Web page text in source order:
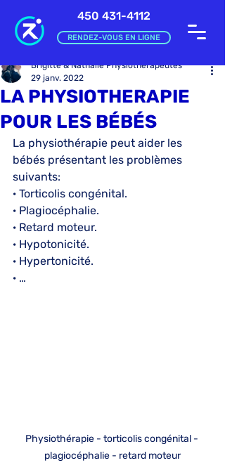
450 431-4112
RENDEZ-VOUS EN LIGNE
LA PHYSIOTHERAPIE
POUR LES BÉBÉS
Brigitte & Nathalie Physiothérapeutes
29 janv. 2022
La physiothérapie peut aider les
bébés présentant les problèmes
suivants:
· Torticolis congénital.
· Plagiocéphalie.
· Retard moteur.
· Hypotonicité.
· Hypertonicité.
· …
Physiothérapie - torticolis congénital -
plagiocéphalie - retard moteur